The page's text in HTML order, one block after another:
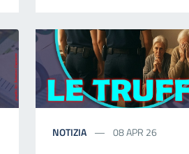
NOTIZIA 08 APR 26